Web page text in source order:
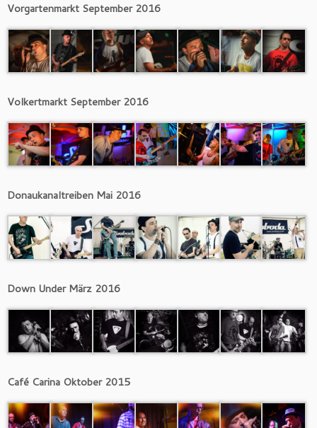
Vorgartenmarkt September 2016
Volkertmarkt September 2016
Donaukanaltreiben Mai 2016
Down Under März 2016
Café Carina Oktober 2015